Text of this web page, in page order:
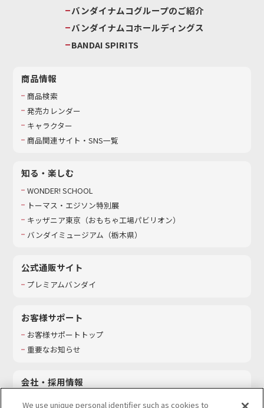
バンダイナムコグループのご紹介
バンダイナムコホールディングス
BANDAI SPIRITS
商品情報
商品検索
発売カレンダー
キャラクター
商品関連サイト・SNS一覧
知る・楽しむ
WONDER! SCHOOL
トーマス・エジソン特別展
キッザニア東京（おもちゃ工場パビリオン）​
バンダイミュージアム（栃木県）
公式通販サイト
プレミアムバンダイ
お客様サポート
お客様サポートトップ
重要なお知らせ
会社・採用情報
We use unique personal identifier such as cookies to